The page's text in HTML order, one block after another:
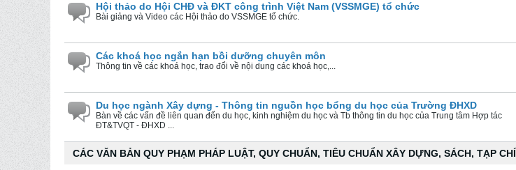
Hội thảo do Hội CHĐ và ĐKT công trình Việt Nam (VSSMGE) tổ chức
Bài giảng và Video các Hội thảo do VSSMGE tổ chức.
Các khoá học ngắn hạn bồi dưỡng chuyên môn
Thông tin về các khoá học, trao đổi về nội dung các khoá học,...
Du học ngành Xây dựng - Thông tin nguồn học bổng du học của Trường ĐHXD
Bàn về các vấn đề liên quan đến du học, kinh nghiệm du học và Tb thông tin du học của Trung tâm Hợp tác
ĐT&TVQT - ĐHXD ...
CÁC VĂN BẢN QUY PHẠM PHÁP LUẬT, QUY CHUẨN, TIÊU CHUẨN XÂY DỰNG, SÁCH, TẠP CHÍ